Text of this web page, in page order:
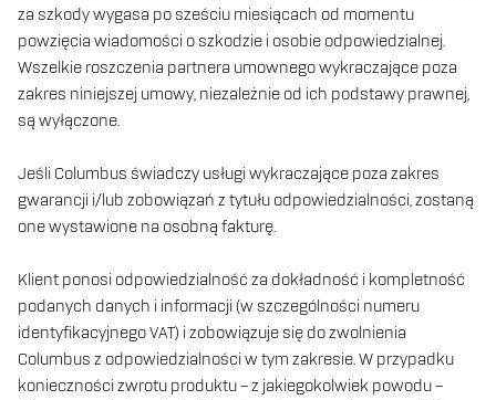
za szkody wygasa po sześciu miesiącach od momentu
powzięcia wiadomości o szkodzie i osobie odpowiedzialnej.
Wszelkie roszczenia partnera umownego wykraczające poza
zakres niniejszej umowy, niezależnie od ich podstawy prawnej,
są wyłączone.
Jeśli Columbus świadczy usługi wykraczające poza zakres
gwarancji i/lub zobowiązań z tytułu odpowiedzialności, zostaną
one wystawione na osobną fakturę.
Klient ponosi odpowiedzialność za dokładność i kompletność
podanych danych i informacji (w szczególności numeru
identyfikacyjnego VAT) i zobowiązuje się do zwolnienia
Columbus z odpowiedzialności w tym zakresie. W przypadku
konieczności zwrotu produktu – z jakiegokolwiek powodu –